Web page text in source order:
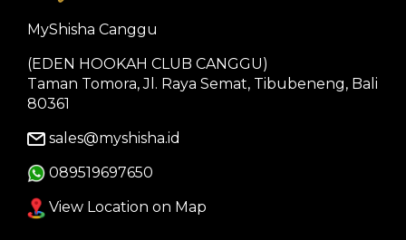
MyShisha Canggu
(EDEN HOOKAH CLUB CANGGU)
Taman Tomora, Jl. Raya Semat, Tibubeneng, Bali
80361
sales@myshisha.id
089519697650
View Location on Map